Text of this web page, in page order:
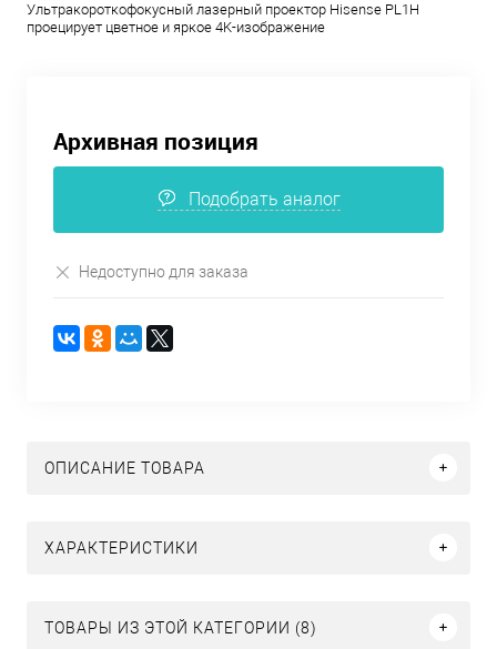
Ультракороткофокусный лазерный проектор Hisense PL1H
проецирует цветное и яркое 4K-изображение
Архивная позиция
Подобрать аналог
Недоступно для заказа
ОПИСАНИЕ ТОВАРА
ХАРАКТЕРИСТИКИ
ТОВАРЫ ИЗ ЭТОЙ КАТЕГОРИИ (8)